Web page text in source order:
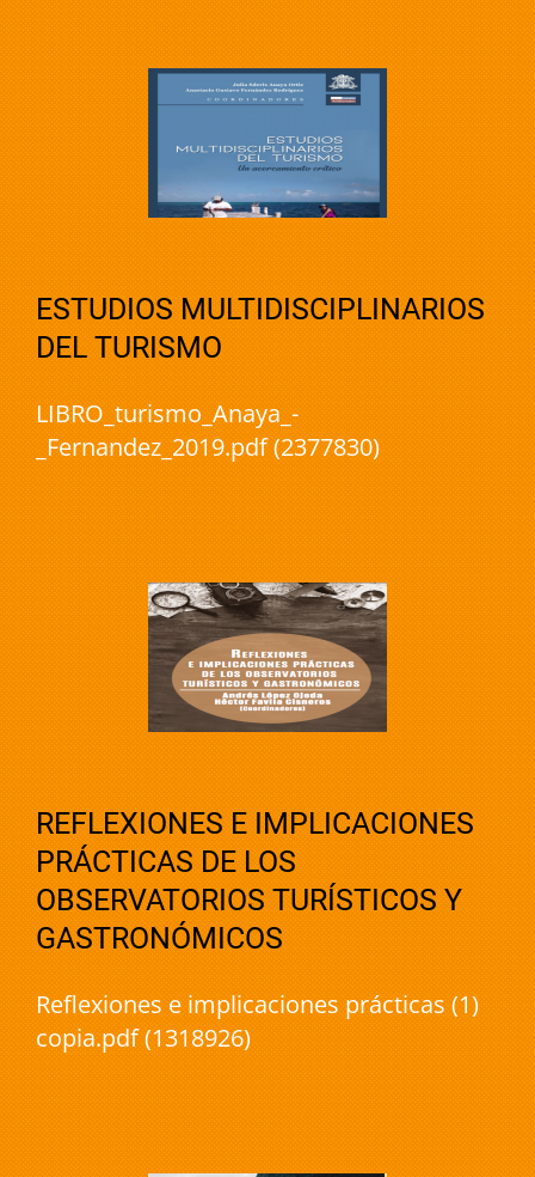
ESTUDIOS MULTIDISCIPLINARIOS
DEL TURISMO
LIBRO_turismo_Anaya_-
_Fernandez_2019.pdf (2377830)
REFLEXIONES E IMPLICACIONES
PRÁCTICAS DE LOS
OBSERVATORIOS TURÍSTICOS Y
GASTRONÓMICOS
Reflexiones e implicaciones prácticas (1)
copia.pdf (1318926)